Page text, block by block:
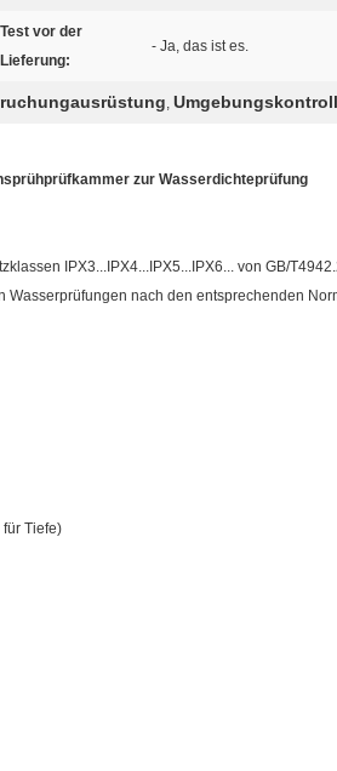
Test vor der
Lieferung:
- Ja, das ist es.
,
zur Wasserdichteprüfung
IPX3...IPX4...IPX5...IPX6... von GB/
nach den entsprechenden
Tiefe)